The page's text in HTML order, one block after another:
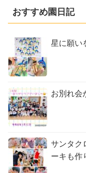
おすすめ園日記
星に願い
お別れ会
サンタク
ーキも作